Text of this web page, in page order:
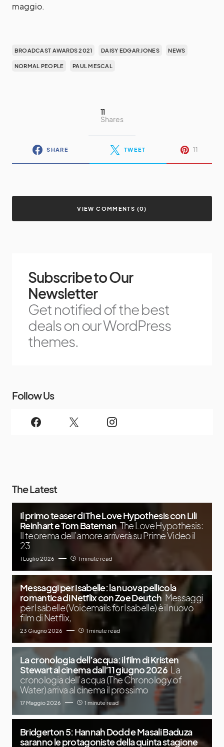
maggio.
BROADCAST AWARDS 2021 DAISY EDGAR JONES NEWS
NORMAL PEOPLE PAUL MESCAL
11
Shares
SHARE TWEET 11
VIEW COMMENTS (0)
Subscribe to Our
Newsletter
Get notified of the best
deals on our WordPress
themes.
Follow Us
The Latest
Il primo teaser di The Love Hypothesis con Lili
Reinhart e Tom Bateman The Love Hypothesis:
Il teorema dell’amore arriverà su Prime Video il
23
1 Luglio 2026 1 minute read
Messaggi per Isabelle: la nuova pellicola
romantica di Netflix con Zoe Deutch Messaggi
per Isabelle (Voicemails for Isabelle) è il nuovo
film di Netflix,
23 Giugno 2026 1 minute read
La cronologia dell’acqua: il film di Kristen
Stewart al cinema dall’11 giugno 2026 La
cronologia dell’acqua (The Chronology of
Water) arriva al cinema il prossimo
17 Maggio 2026 1 minute read
Bridgerton 5: Hannah Dodd e Masali Baduza
saranno le protagoniste della quinta stagione